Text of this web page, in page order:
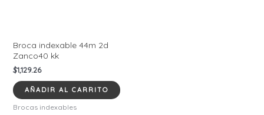
Broca indexable 44m 2d
Zanco40 kk
$1,129.26
AÑADIR AL CARRITO
Brocas indexables